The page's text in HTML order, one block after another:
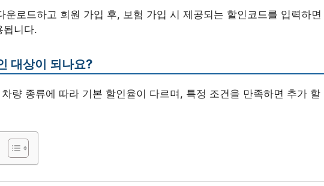
운로드하고 회원 가입 후, 보험 가입 시 제공되는 할인코드를 입력하면
됩니다.
대상이 되나요?
량 종류에 따라 기본 할인율이 다르며, 특정 조건을 만족하면 추가 할